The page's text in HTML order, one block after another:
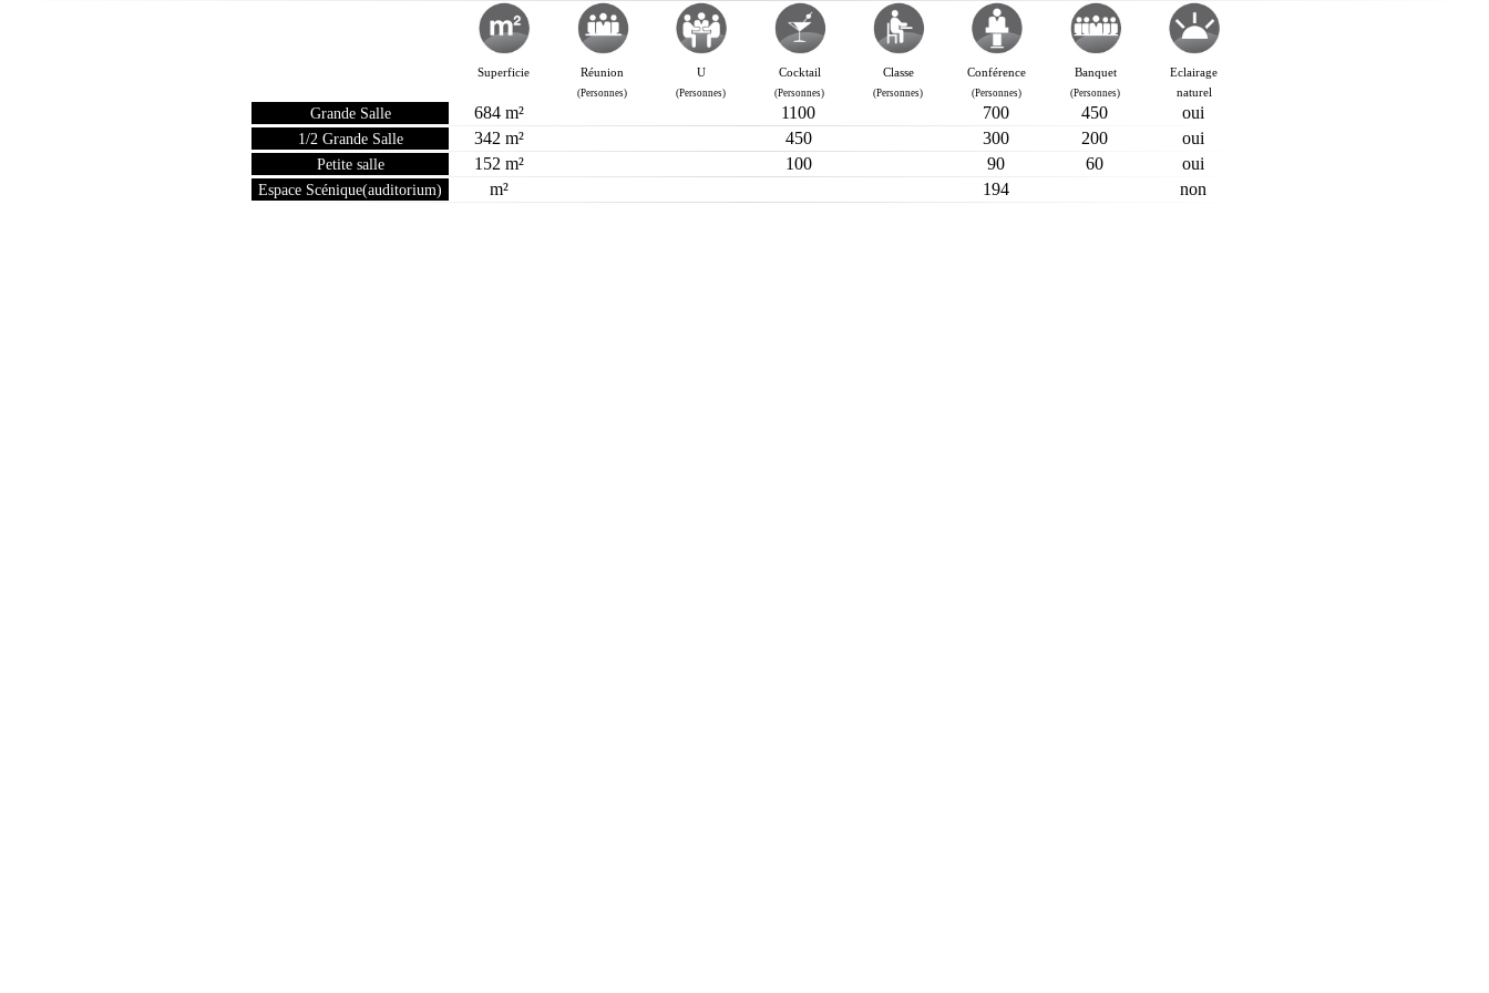
Superficie Réunion
(Personnes)
U
(Personnes)
Cocktail
(Personnes)
Classe
(Personnes)
Conférence
(Personnes)
Banquet
(Personnes)
Eclairage
naturel
Grande Salle 684 m² 1100 700 450 oui
1/2 Grande Salle 342 m² 450 300 200 oui
Petite salle 152 m² 100 90 60 oui
Espace Scénique(auditorium) m² 194 non